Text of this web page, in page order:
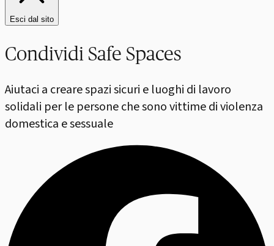
Esci dal sito
Condividi Safe Spaces
Aiutaci a creare spazi sicuri e luoghi di lavoro
solidali per le persone che sono vittime di violenza
domestica e sessuale